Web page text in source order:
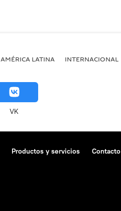
AMÉRICA LATINA INTERNACIONAL
VK
Productos y servicios Contacto